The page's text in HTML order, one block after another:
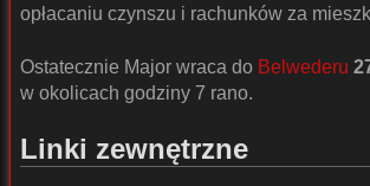
opłacaniu czynszu i rachunków za
Ostatecznie Major wraca do Belwederu
w okolicach godziny 7 rano.
Linki zewnętrzne